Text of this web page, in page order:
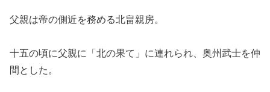
父親は帝の側近を務める北畠親房。
十五の頃に父親に「北の果て」に連れられ、奥州武士を仲
間とした。